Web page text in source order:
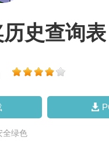
史查询表
全绿色